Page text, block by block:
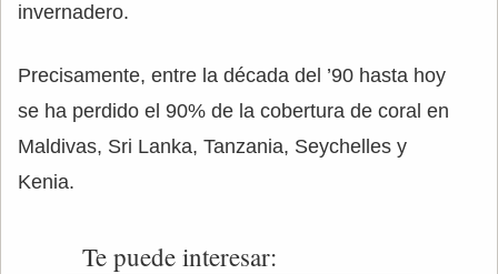
invernadero.
Precisamente, entre la década del ’90 hasta hoy
se ha perdido el 90% de la cobertura de coral en
Maldivas, Sri Lanka, Tanzania, Seychelles y
Kenia.
Te puede interesar: